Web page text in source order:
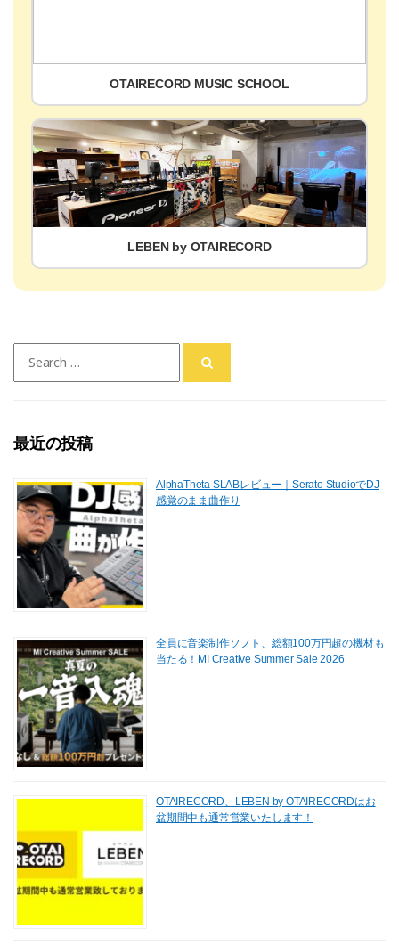
OTAIRECORD MUSIC SCHOOL
LEBEN by OTAIRECORD
for:
最近の投稿
AlphaTheta SLABレビュー｜Serato StudioでDJ
感覚のまま曲作り
全員に音楽制作ソフト、総額100万円超の機材も
当たる！MI Creative Summer Sale 2026
OTAIRECORD、LEBEN by OTAIRECORDはお
盆期間中も通常営業いたします！